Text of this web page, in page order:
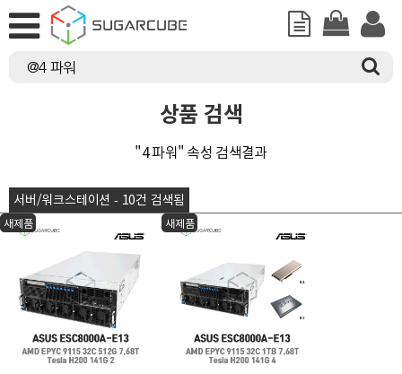
상품 검색
"4 파워" 속성 검색결과
서버/워크스테이션 - 10건 검색됨
새제품 새제품